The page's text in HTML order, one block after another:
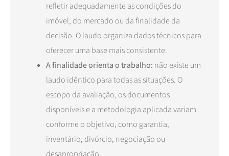
refletir adequadamente as condições do
imóvel, do mercado ou da finalidade da
decisão. O laudo organiza dados técnicos para
oferecer uma base mais consistente.
A finalidade orienta o trabalho: não existe um
laudo idêntico para todas as situações. O
escopo da avaliação, os documentos
disponíveis e a metodologia aplicada variam
conforme o objetivo, como garantia,
inventário, divórcio, negociação ou